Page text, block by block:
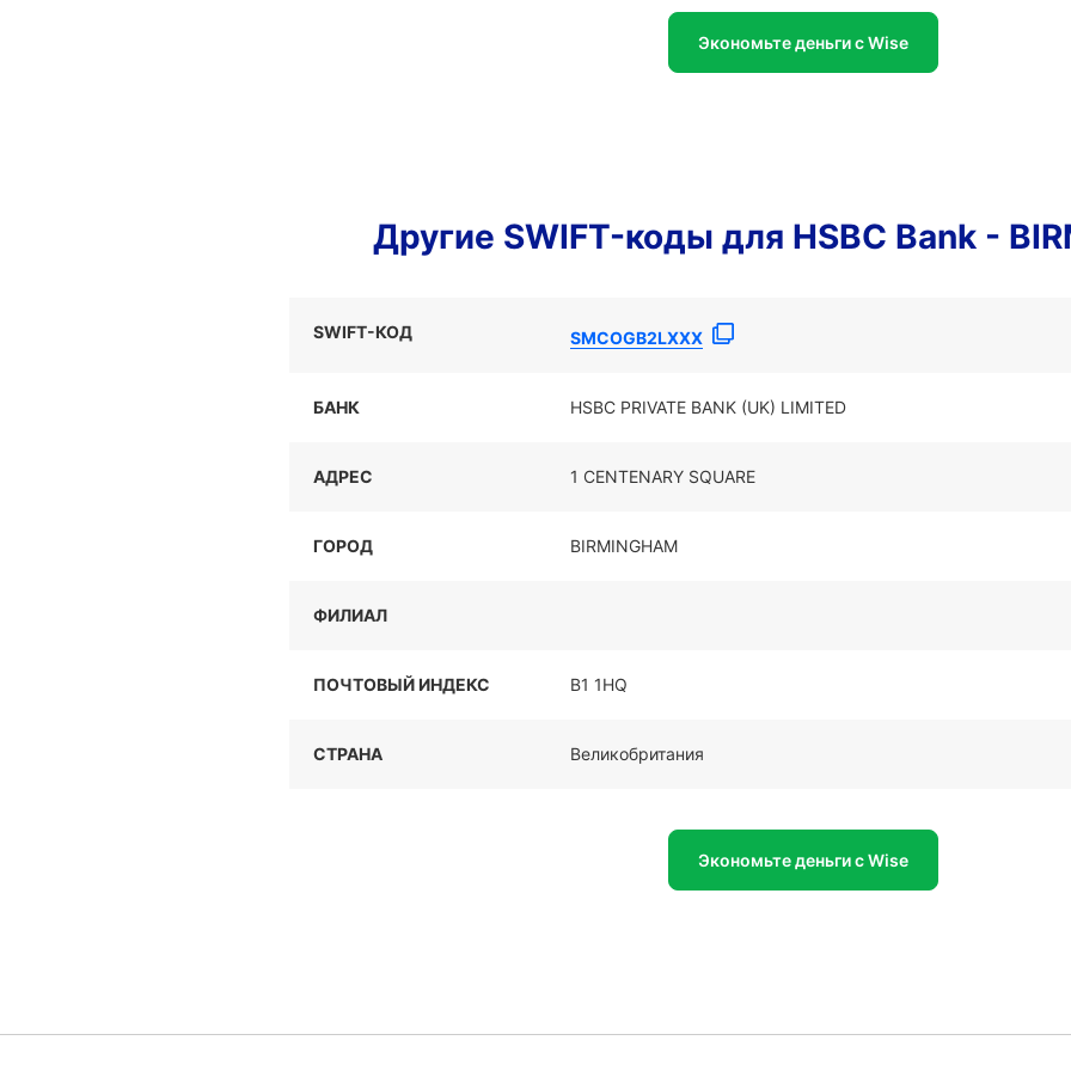
Экономьте деньги с Wise
Другие SWIFT-коды для HSBC Bank -
SWIFT-КОД SMCOGB2LXXX
БАНК HSBC PRIVATE BANK (UK) LIMITED
АДРЕС 1 CENTENARY SQUARE
ГОРОД BIRMINGHAM
ФИЛИАЛ
ПОЧТОВЫЙ ИНДЕКС B1 1HQ
СТРАНА Великобритания
Экономьте деньги с Wise